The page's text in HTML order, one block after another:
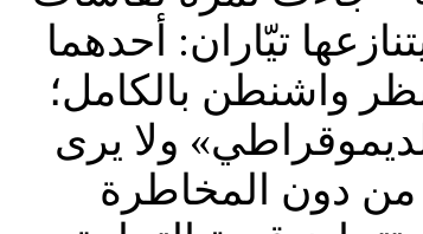
تيّاران: أحدهما
واشنطن بالكامل؛
ولا يرى
من دون المخاطرة